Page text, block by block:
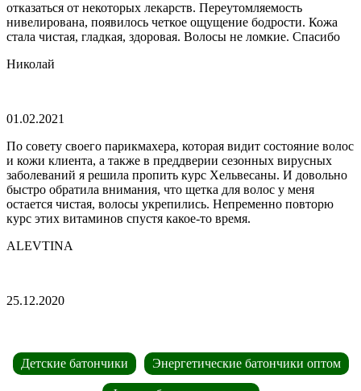
отказаться от некоторых лекарств. Переутомляемость
нивелирована, появилось четкое ощущение бодрости. Кожа
стала чистая, гладкая, здоровая. Волосы не ломкие. Спасибо
Николай
01.02.2021
По совету своего парикмахера, которая видит состояние волос
и кожи клиента, а также в преддверии сезонных вирусных
заболеваний я решила пропить курс Хельвесаны. И довольно
быстро обратила внимания, что щетка для волос у меня
остается чистая, волосы укрепились. Непременно повторю
курс этих витаминов спустя какое-то время.
ALEVTINA
25.12.2020
Детские батончики Энергетические батончики оптом